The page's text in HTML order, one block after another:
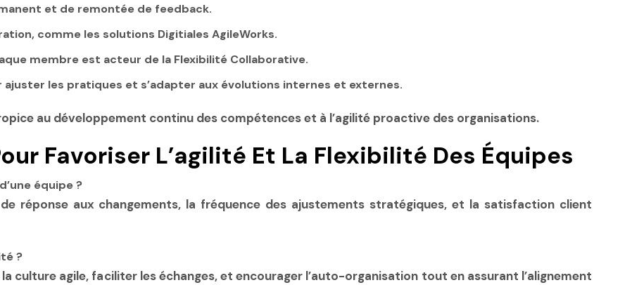
et de remontée de feedback.
comme les solutions Digitiales AgileWorks.
membre est acteur de la Flexibilité Collaborative.
ajuster les pratiques et s’adapter aux évolutions internes et externes.
au développement continu des compétences et à l’agilité proactive des organisations.
Favoriser L’agilité Et La Flexibilité Des Équipes
équipe ?
réponse aux changements, la fréquence des ajustements stratégiques, et la satisfaction client
?
culture agile, faciliter les échanges, et encourager l’auto-organisation tout en assurant l’alignement